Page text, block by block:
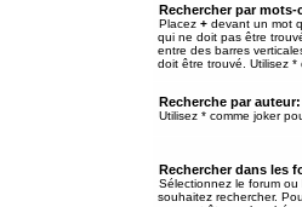
Rechercher par mots-
Placez + devant un mot
qui ne doit pas être
entre des barres
doit être trouvé. Utilisez *
Recherche par auteur:
Utilisez * comme joker
Rechercher dans les
Sélectionnez le forum
souhaitez rechercher.